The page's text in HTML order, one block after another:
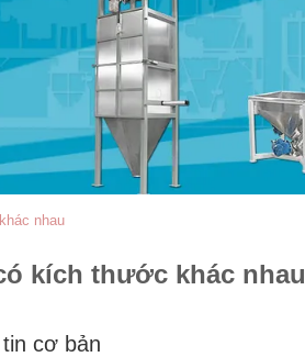
nhau
kích thước khác nhau
cơ bản